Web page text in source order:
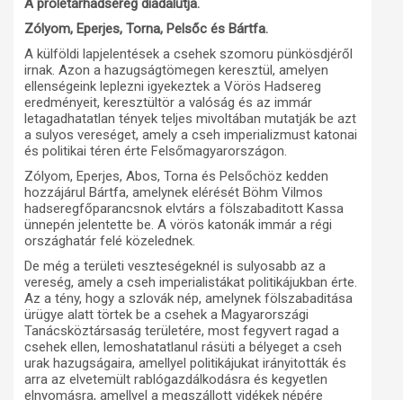
A proletárhadsereg diadalutja.
Zólyom, Eperjes, Torna, Pelsőc és Bártfa.
A külföldi lapjelentések a csehek szomoru pünkösdjéről
irnak. Azon a hazugságtömegen keresztül, amelyen
ellenségeink leplezni igyekeztek a Vörös Hadsereg
eredményeit, keresztültör a valóság és az immár
letagadhatatlan tények teljes mivoltában mutatják be azt
a sulyos vereséget, amely a cseh imperializmust katonai
és politikai téren érte Felsőmagyarországon.
Zólyom, Eperjes, Abos, Torna és Pelsőchöz kedden
hozzájárul Bártfa, amelynek elérését Böhm Vilmos
hadseregfőparancsnok elvtárs a fölszabaditott Kassa
ünnepén jelentette be. A vörös katonák immár a régi
országhatár felé közelednek.
De még a területi veszteségeknél is sulyosabb az a
vereség, amely a cseh imperialistákat politikájukban érte.
Az a tény, hogy a szlovák nép, amelynek fölszabaditása
ürügye alatt törtek be a csehek a Magyarországi
Tanácsköztársaság területére, most fegyvert ragad a
csehek ellen, lemoshatatlanul rásüti a bélyeget a cseh
urak hazugságaira, amellyel politikájukat irányitották és
arra az elvetemült rablógazdálkodásra és kegyetlen
elnyomásra, amellyel a megszállott vidékek népére